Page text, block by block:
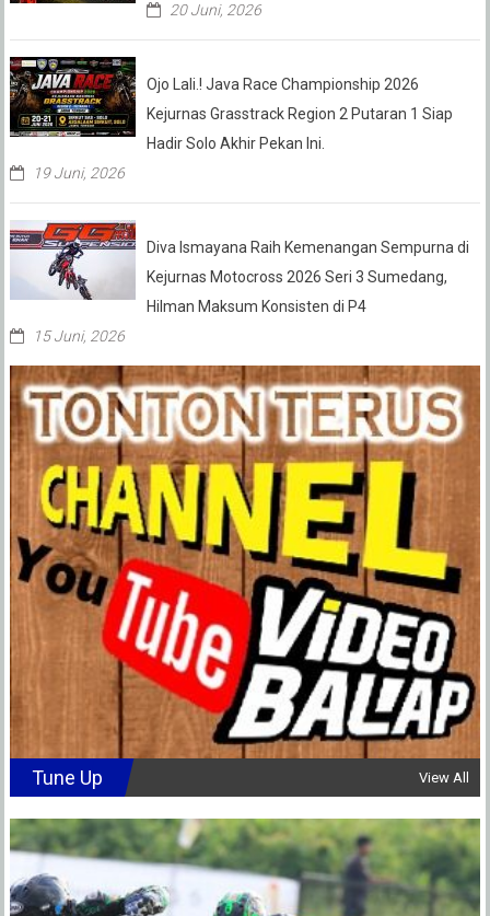
20 Juni, 2026
Ojo Lali.! Java Race Championship 2026
Kejurnas Grasstrack Region 2 Putaran 1 Siap
Hadir Solo Akhir Pekan Ini.
19 Juni, 2026
Diva Ismayana Raih Kemenangan Sempurna di
Kejurnas Motocross 2026 Seri 3 Sumedang,
Hilman Maksum Konsisten di P4
15 Juni, 2026
Tune Up View All